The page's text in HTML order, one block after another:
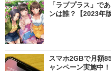
「ラブプラス」で
ンは誰？【2023年
スマホ2GBで月額
ャンペーン実施中！